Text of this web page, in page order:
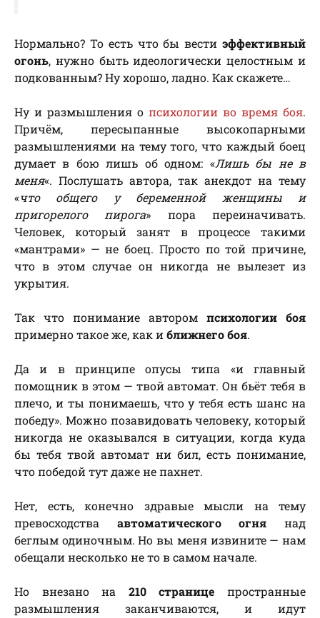
Нормально? То есть что бы вести эффективный
огонь, нужно быть идеологически целостным и
подкованным? Ну хорошо, ладно. Как скажете…
Ну и размышления о психологии во время боя.
Причём, пересыпанные высокопарными
размышлениями на тему того, что каждый боец
думает в бою лишь об одном: «Лишь бы не в
меня«. Послушать автора, так анекдот на тему
«что общего у беременной женщины и
пригорелого пирога» пора переиначивать.
Человек, который занят в процессе такими
«мантрами» — не боец. Просто по той причине,
что в этом случае он никогда не вылезет из
укрытия.
Так что понимание автором психологии боя
примерно такое же, как и ближнего боя.
Да и в принципе опусы типа «и главный
помощник в этом — твой автомат. Он бьёт тебя в
плечо, и ты понимаешь, что у тебя есть шанс на
победу». Можно позавидовать человеку, который
никогда не оказывался в ситуации, когда куда
бы тебя твой автомат ни бил, есть понимание,
что победой тут даже не пахнет.
Нет, есть, конечно здравые мысли на тему
превосходства автоматического огня над
беглым одиночным. Но вы меня извините — нам
обещали несколько не то в самом начале.
Но внезано на 210 странице пространные
размышления заканчиваются, и идут